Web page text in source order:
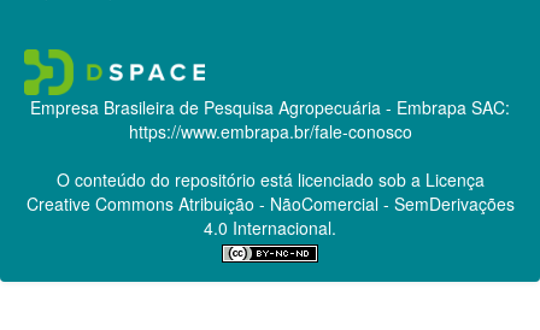
Empresa Brasileira de Pesquisa Agropecuária - Embrapa SAC:
https://www.embrapa.br/fale-conosco
O conteúdo do repositório está licenciado sob a Licença
Creative CommonsAtribuição - NãoComercial - SemDerivações
4.0 Internacional.